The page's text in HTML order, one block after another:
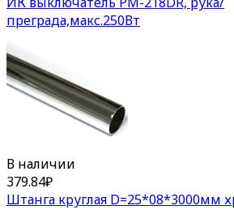
преграда,макс.250Вт
В наличии
379.84₽
Штанга круглая D=25*08*3000мм